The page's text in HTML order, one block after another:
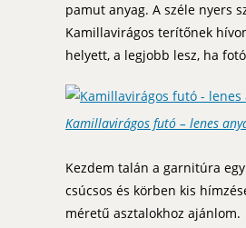
pamut anyag. A széle nyers
Kamillavirágos terítőnek
helyett, a legjobb lesz, ha
Kamillavirágos futó – lenes
Kezdem talán a garnitúra
csúcsos és körben kis
méretű asztalokhoz ajánlom.